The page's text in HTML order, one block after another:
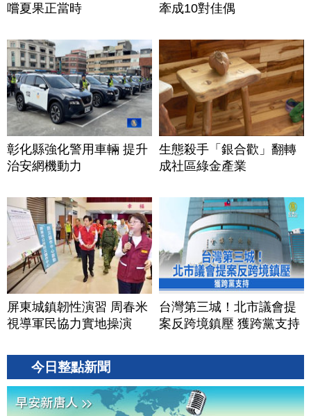
嚐夏果正當時
牽成10對佳偶
彰化縣強化警用車輛 提升
治安網機動力
生態殺手「銀合歡」翻轉
成社區綠金產業
屏東城鎮韌性演習 周春米
視導軍民協力實地操演
台灣第三城！北市議會提
案反跨境鎮壓 獲跨黨支持
今日整點新聞